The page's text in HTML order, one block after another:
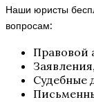
Наши юристы
вопросам:
Правовой
Судебные